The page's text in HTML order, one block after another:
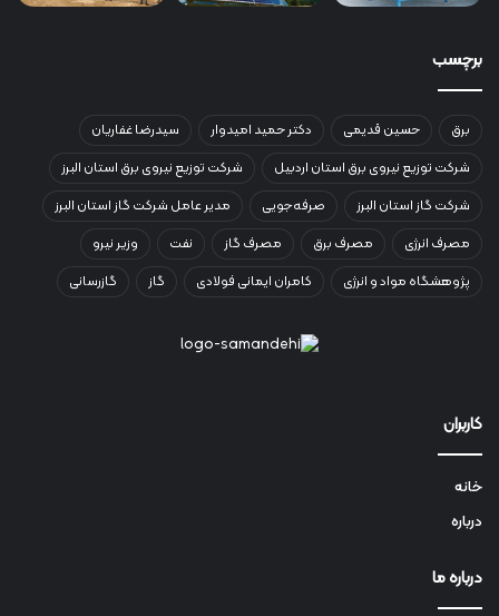
برچسب
برق حسین قدیمی دکتر حمید امیدوار
سیدرضا غفاریان
شرکت توزیع نیروی برق استان اردبیل
شرکت توزیع نیروی برق استان البرز
شرکت گاز استان البرز
صرفه‌جویی
مدیر عامل شرکت گاز استان البرز
مصرف انرژی
مصرف برق مصرف گاز نفت
وزیر نیرو
پژوهشگاه مواد و انرژی
کامران ایمانی فولادی گاز گازرسانی
کاربران
خانه
درباره
درباره ما